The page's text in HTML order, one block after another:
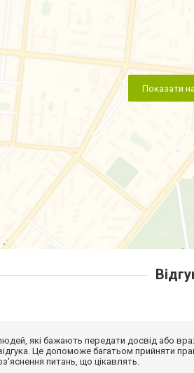
Показати
людей, які бажають передати досвід або
Це допоможе багатьом прийняти
питань, що цікавлять.